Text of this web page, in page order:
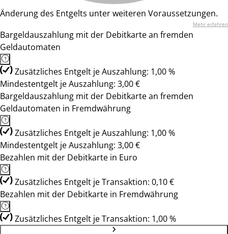
Änderung des Entgelts unter weiteren Voraussetzungen.
Mehr erfahren
Bargeldauszahlung mit der Debitkarte an fremden
Geldautomaten
Zusätzliches Entgelt je Auszahlung: 1,00 %
Mindestentgelt je Auszahlung: 3,00 €
Bargeldauszahlung mit der Debitkarte an fremden
Geldautomaten in Fremdwährung
Zusätzliches Entgelt je Auszahlung: 1,00 %
Mindestentgelt je Auszahlung: 3,00 €
Bezahlen mit der Debitkarte in Euro
Zusätzliches Entgelt je Transaktion: 0,10 €
Bezahlen mit der Debitkarte in Fremdwährung
Zusätzliches Entgelt je Transaktion: 1,00 %